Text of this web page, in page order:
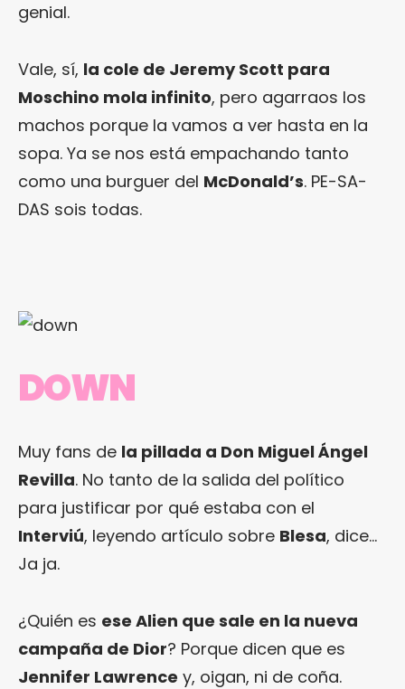
genial.
Vale, sí, la cole de Jeremy Scott para
Moschino mola infinito, pero agarraos los
machos porque la vamos a ver hasta en la
sopa. Ya se nos está empachando tanto
como una burguer del McDonald’s. PE-SA-
DAS sois todas.
DOWN
Muy fans de la pillada a Don Miguel Ángel
Revilla. No tanto de la salida del político
para justificar por qué estaba con el
Interviú, leyendo artículo sobre Blesa, dice…
Ja ja.
¿Quién es ese Alien que sale en la nueva
campaña de Dior? Porque dicen que es
Jennifer Lawrence y, oigan, ni de coña.